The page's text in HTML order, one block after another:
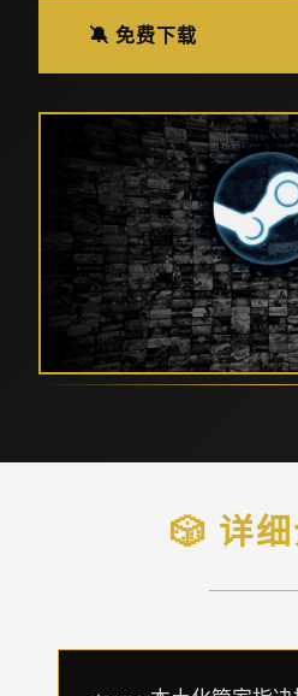
🔕 免费下载
🎲 详